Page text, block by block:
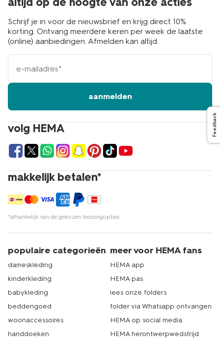
volg HEMA
makkelijk betalen*
*afhankelijk van de gekozen bezorgopties
Schrijf je in voor de nieuwsbrief en krijg direct 10%
korting. Ontvang meerdere keren per week de laatste
(online) aanbiedingen. Afmelden kan altijd.
e-
mailadres
aanmelden
populaire categorieën
dameskleding
kinderkleding
babykleding
beddengoed
woonaccessoires
handdoeken
meer voor HEMA fans
HEMA app
HEMA pas
lees onze folders
folder via Whatsapp ontvangen
HEMA op social media
HEMA herontwerpwedstrijd
Feedback